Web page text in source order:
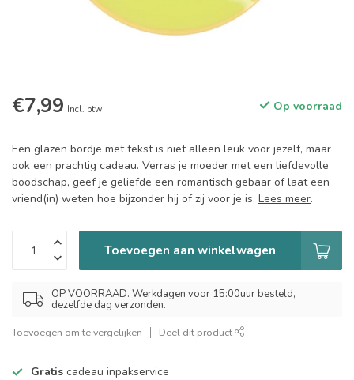
€7,99 Incl. btw Op voorraad
Een glazen bordje met tekst is niet alleen leuk voor jezelf, maar
ook een prachtig cadeau. Verras je moeder met een liefdevolle
boodschap, geef je geliefde een romantisch gebaar of laat een
vriend(in) weten hoe bijzonder hij of zij voor je is. Lees meer.
Toevoegen aan winkelwagen
OP VOORRAAD. Werkdagen voor 15:00uur besteld,
dezelfde dag verzonden.
Toevoegen om te vergelijken Deel dit product
Gratis cadeau inpakservice